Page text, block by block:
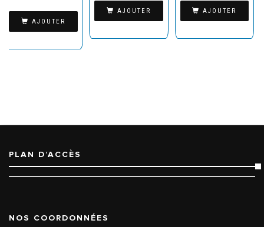
AJOUTER
AJOUTER AJOUTER
PLAN D’ACCÈS
NOS COORDONNÉES